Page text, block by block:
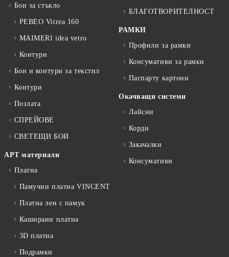
Бои за стъкло
PEBEO Vitrea 160
MAIMERI idea vetro
Контури
Бои и контури за текстил
Контури
Позлата
СПРЕЙОВЕ
СВЕТЕЩИ БОИ
АРТ материали
Платна
Памучни платна VINCENT
Платна лен с памук
Каширани платна
3D платна
Подрамки
БЛАГОТВОРИТЕЛНОСТ
РАМКИ
Профили за рамки
Консумативи за рамки
Паспарту картони
Окачващи системи
Лайсни
Корди
Закачалки
Консумативи